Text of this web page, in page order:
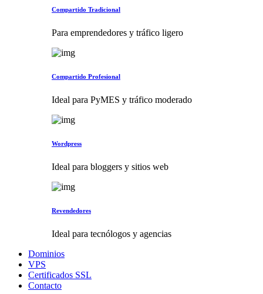
Compartido Tradicional
Para emprendedores y tráfico ligero
Compartido Profesional
Ideal para PyMES y tráfico moderado
Wordpress
Ideal para bloggers y sitios web
Revendedores
Ideal para tecnólogos y agencias
Dominios
VPS
Certificados SSL
Contacto